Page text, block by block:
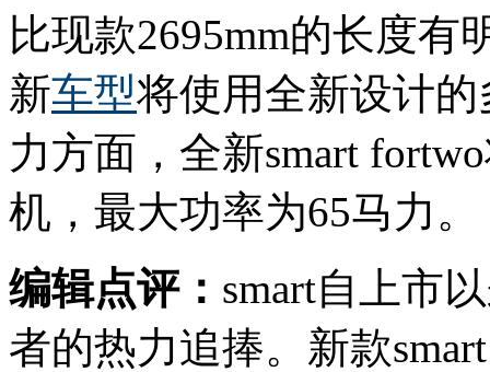
比现款2695mm的长度
新车型将使用全新设计
力方面，全新smart
机，最大功率为65马力。
编辑点评： smart自上市
者的热力追捧。新款